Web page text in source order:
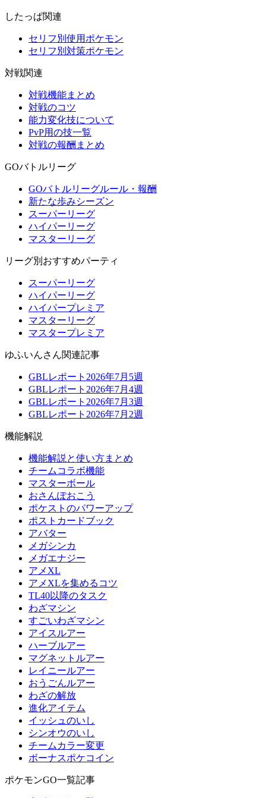
したっぱ関連
セリフ別使用ポケモン
セリフ別対策ポケモン
対戦関連
対戦機能まとめ
対戦のコツ
能力変化技について
PvP用の技一覧
対戦の報酬まとめ
GOバトルリーグ
GOバトルリーグルール・報酬
新たな歩みシーズン
スーパーリーグ
ハイパーリーグ
マスターリーグ
リーグ別おすすめパーティ
スーパーリーグ
ハイパーリーグ
ハイパープレミア
マスターリーグ
マスタープレミア
ゆふいんさん関連記事
GBLレポート2026年7月5週
GBLレポート2026年7月4週
GBLレポート2026年7月3週
GBLレポート2026年7月2週
機能解説
機能解説と使い方まとめ
チームコラボ機能
マスターボール
おさんぽおこう
ポケストのパワーアップ
ポストカードブック
アバター
メガシンカ
メガエナジー
アメXL
アメXLを集めるコツ
TL40以降のタスク
わざマシン
すごいわざマシン
アイスルアー
ハーブルアー
マグネットルアー
レイニールアー
おうごんルアー
わざの解放
進化アイテム
イッシュのいし
シンオウのいし
チームカラー変更
ボーナスポケコイン
ポケモンGO一覧記事